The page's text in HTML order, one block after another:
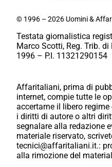
© 1996 – 2026 Uomini &
Testata giornalistica
Marco Scotti, Reg. Trib.
1996 – P.I. 11321290154
Affaritaliani, prima di
internet, compie tutte le
accertarne il libero
i diritti di autore o altri
segnalare alla redazione
materiale riservato,
tecnici@affaritaliani.it.:
alla rimozione del